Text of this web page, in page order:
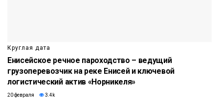
Круглая дата
Енисейское речное пароходство – ведущий
грузоперевозчик на реке Енисей и ключевой
логистический актив «Норникеля»
20 февраля 3.4k